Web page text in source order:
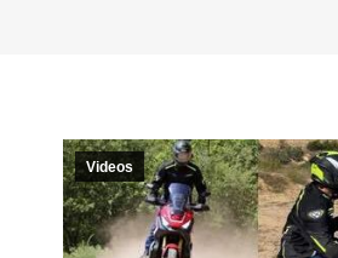
Videos